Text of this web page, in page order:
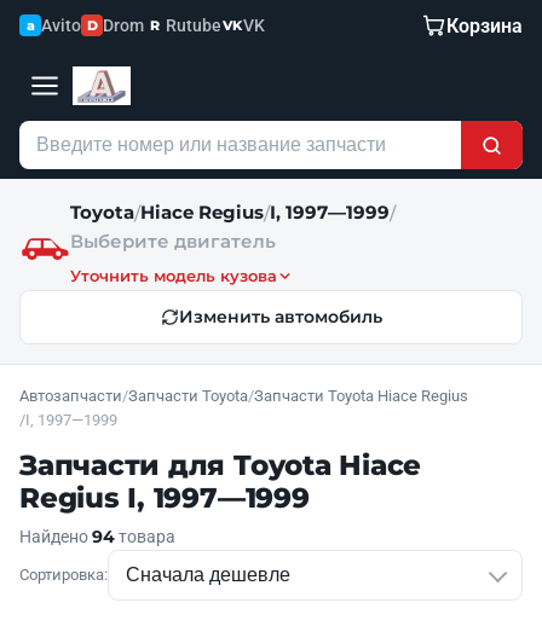
a Avito D Drom R RutubeVKVK Корзина
Toyota/Hiace Regius/I, 1997—1999/
Выберите двигатель
Уточнить модель кузова
Изменить автомобиль
Автозапчасти/Запчасти Toyota/Запчасти Toyota Hiace Regius
/I, 1997—1999
Запчасти для Toyota Hiace
Regius I, 1997—1999
Найдено94товара
Сортировка: